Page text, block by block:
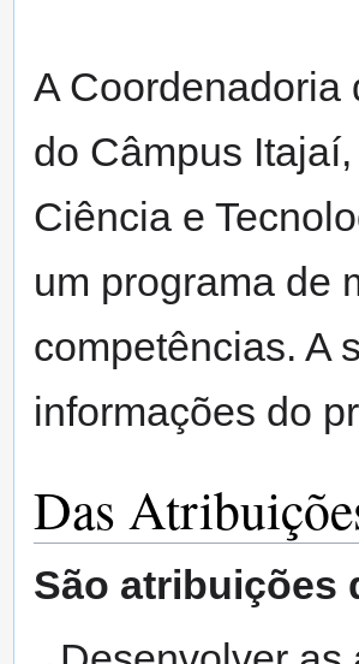
A Coordenadoria
do Câmpus
Ciência e
um programa de
competências. A
informações do
Das
São atribuições